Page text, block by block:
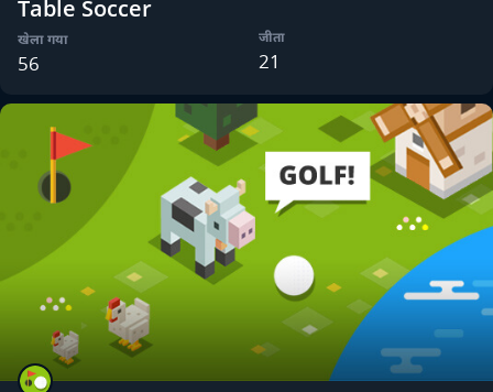
Table Soccer
खेला गया
56
जीता
21